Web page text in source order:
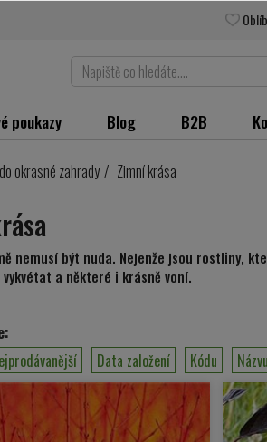
poukazy Blog B2B
okrasné zahrady Zimní krása
nemusí být nuda. Nejenže jsou rostliny,
vykvétat a některé i krásně voní.
Data založení Kódu Názvu